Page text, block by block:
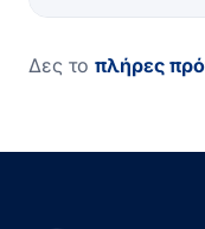
Δες το πλήρες